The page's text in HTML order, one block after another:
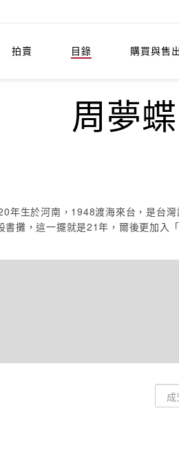
拍賣 目錄 購買與售
周夢
年生於河南，1948渡海來台，是台
書攤，這一擺就是21年，爾後更加入